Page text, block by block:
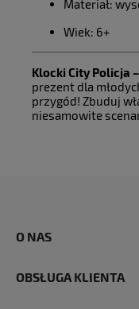
Materiał:
Wiek: 6+
Klocki City Policja
prezent dla
przygód! Zbuduj
niesamowite
O NAS
OBSŁUGA KLIENTA